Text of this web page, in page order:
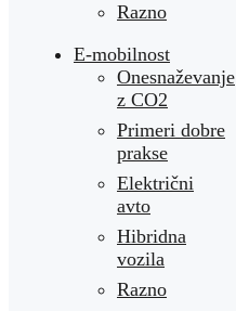
Razno
E-mobilnost
Onesnaževanje
z CO2
Primeri dobre
prakse
Električni
avto
Hibridna
vozila
Razno